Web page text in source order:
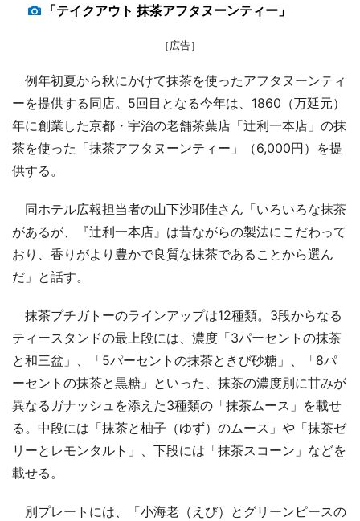
「テイクアウト 抹茶アフタヌーンティー」
［広告］
例年初夏から秋にかけて抹茶を使ったアフタヌーンティ
ーを提供する同店。5回目となる今年は、1860（万延元）
年に創業した京都・宇治の老舗茶葉店「辻利一本店」の抹
茶を使った「抹茶アフタヌーンティー」（6,000円）を提
供する。
同ホテル広報担当者の山下沙耶佳さん「いろいろな抹茶
があるが、『辻利一本店』は昔ながらの製法にこだわって
おり、香りがより豊かで良質な抹茶であることから選ん
だ」と話す。
抹茶プチガトーのラインアップは12種類。3段からなる
ティースタンドの最上段には、濃度「3パーセントの抹茶
と和三盆」、「5パーセントの抹茶ときび砂糖」、「8パ
ーセントの抹茶と黒糖」といった、抹茶の濃度別に甘みが
異なるガナッシュを添えた3種類の「抹茶ムース」を載せ
る。中段には「抹茶と柚子（ゆず）のムース」や「抹茶ゼ
リーとレモンタルト」、下段には「抹茶スコーン」などを
載せる。
別プレートには、「小海老（えび）とグリーンピースの